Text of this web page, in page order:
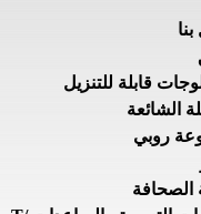
قابلة للتنزيل
الشائعة
روبي
الصحافة